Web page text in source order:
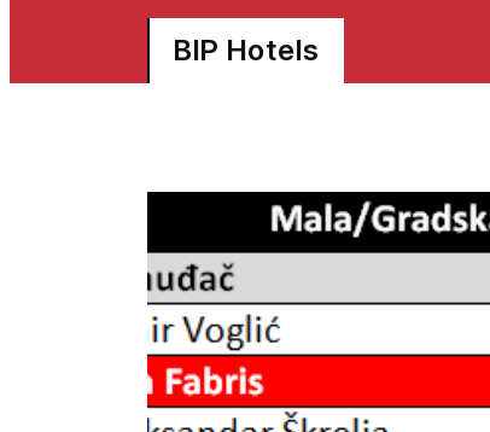
BIP Hotels